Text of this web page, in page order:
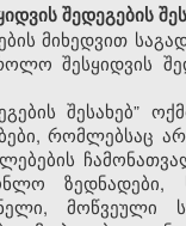
შედეგების
მიხედვით
შესყიდვის
შესახებ”
რომლებსაც
ზედნადები,
მოწვეული